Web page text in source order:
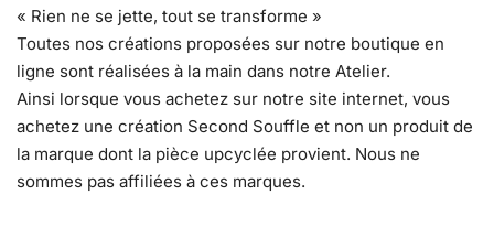
« Rien ne se jette, tout se transforme »
Toutes nos créations proposées sur notre boutique en
ligne sont réalisées à la main dans notre Atelier.
Ainsi lorsque vous achetez sur notre site internet, vous
achetez une création Second Souffle et non un produit de
la marque dont la pièce upcyclée provient. Nous ne
sommes pas affiliées à ces marques.